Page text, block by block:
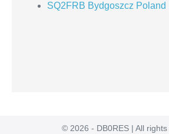
SQ2FRB Bydgoszcz Poland
© 2026 - DB0RES | All